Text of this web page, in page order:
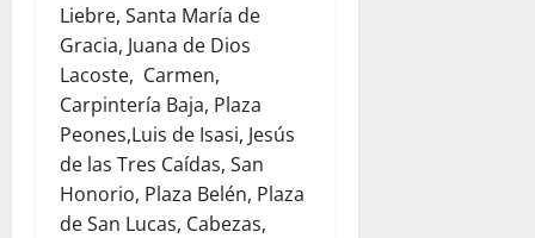
Liebre, Santa María de
Gracia, Juana de Dios
Lacoste, Carmen,
Carpintería Baja, Plaza
Peones,Luis de Isasi, Jesús
de las Tres Caídas, San
Honorio, Plaza Belén, Plaza
de San Lucas, Cabezas,